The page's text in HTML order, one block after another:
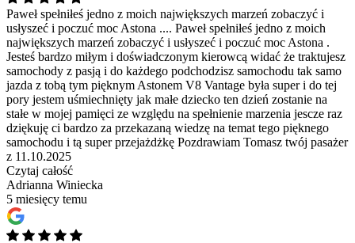
Paweł spełniłeś jedno z moich największych marzeń zobaczyć i
usłyszeć i poczuć moc Astona .... Paweł spełniłeś jedno z moich
największych marzeń zobaczyć i usłyszeć i poczuć moc Astona .
Jesteś bardzo miłym i doświadczonym kierowcą widać że traktujesz
samochody z pasją i do każdego podchodzisz samochodu tak samo
jazda z tobą tym pięknym Astonem V8 Vantage była super i do tej
pory jestem uśmiechnięty jak małe dziecko ten dzień zostanie na
stałe w mojej pamięci ze względu na spełnienie marzenia jescze raz
dziękuję ci bardzo za przekazaną wiedzę na temat tego pięknego
samochodu i tą super przejażdżkę Pozdrawiam Tomasz twój pasażer
z 11.10.2025
Czytaj całość
Adrianna Winiecka
5 miesięcy temu